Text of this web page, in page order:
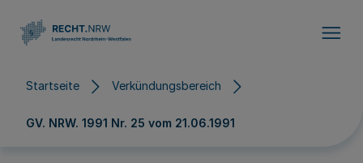
Startseite Verkündungsbereich
GV. NRW. 1991 Nr. 25 vom 21.06.1991